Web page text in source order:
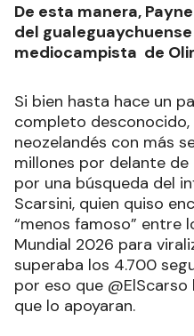
De esta manera,
del
mediocampista de
Si bien hasta hace un
completo
neozelandés con más
millones por delante de
por una búsqueda del
Scarsini, quien quiso
“menos famoso” entre
Mundial 2026 para
superaba los 4.700
por eso que
que lo apoyaran.